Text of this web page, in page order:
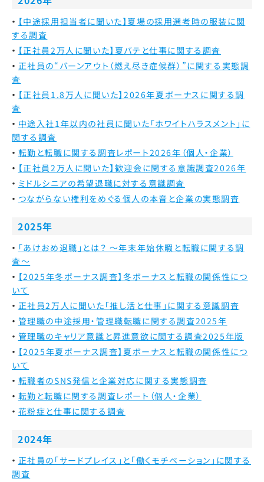
【中途採用担当者に聞いた】夏場の採用選考時の服装に関
する調査
【正社員2万人に聞いた】夏バテと仕事に関する調査
正社員の“バーンアウト（燃え尽き症候群）”に関する実態調
査
【正社員1.8万人に聞いた】2026年夏ボーナスに関する調
査
中途入社1年以内の社員に聞いた「ホワイトハラスメント」に
関する調査
転勤と転職に関する調査レポート2026年（個人・企業）
【正社員2万人に聞いた】歓迎会に関する意識調査2026年
ミドルシニアの希望退職に対する意識調査
つながらない権利をめぐる個人の本音と企業の実態調査
2025年
「あけおめ退職」とは？ ～年末年始休暇と転職に関する調
査～
【2025年冬ボーナス調査】冬ボーナスと転職の関係性につ
いて
正社員2万人に聞いた「推し活と仕事」に関する意識調査
管理職の中途採用・管理職転職に関する調査2025年
管理職のキャリア意識と昇進意欲に関する調査2025年版
【2025年夏ボーナス調査】夏ボーナスと転職の関係性につ
いて
転職者のSNS発信と企業対応に関する実態調査
転勤と転職に関する調査レポート（個人・企業）
花粉症と仕事に関する調査
2024年
正社員の「サードプレイス」と「働くモチベーション」に関する
調査